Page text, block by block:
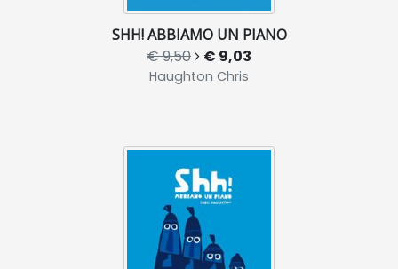
SHH! ABBIAMO UN PIANO
€ 9,50 € 9,03
Haughton Chris